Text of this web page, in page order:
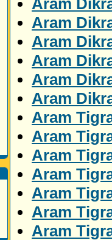
Aram
Aram
Aram
Aram
Aram
Aram
Aram
Aram
Aram
Aram
Aram
Aram